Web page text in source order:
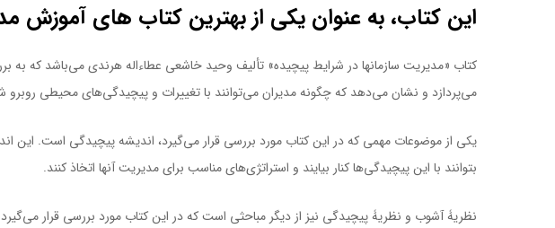
این کتاب، به عنوان یکی از بهترین کتاب های آموزش
کتاب «مدیریت سازمانها در شرایط پیچیده» تألیف وحید خاشعی عطاءاله هرندی می‌باشد که به
می‌پردازد و نشان می‌دهد که چگونه مدیران می‌توانند با تغییرات و پیچیدگی‌های محیطی روبرو
یکی از موضوعات مهمی که در این کتاب مورد بررسی قرار می‌گیرد، اندیشه پیچیدگی است. این
بتوانند با این پیچیدگی‌ها کنار بیایند و استراتژی‌های مناسب برای مدیریت آنها اتخاذ کنند.
نظریۀ آشوب و نظریۀ پیچیدگی نیز از دیگر مباحثی است که در این کتاب مورد بررسی قرار